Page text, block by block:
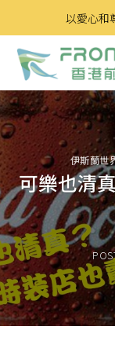
to
content
以愛心和
伊斯蘭世
可樂也清